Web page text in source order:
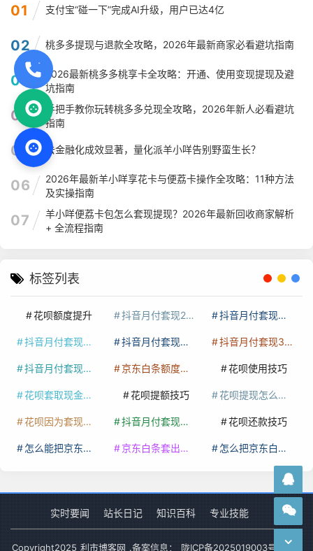
01 支付宝“碰一下”完成AI升级，用户已达4亿
02 桃多多提现与退款全攻略，2026年最新商家必看避坑指南
03
2026最新桃多多桃享卡全攻略：开通、使用变现提现及避
坑指南
04
手把手教你玩转桃多多兑现全攻略，2026年新人必看避坑
指南
05 去金融化成效显著，量化派羊小咩告别野蛮生长？
06
2026年最新羊小咩享花卡与便荔卡操作全攻略：11种方法
及实操指南
07
羊小咩便荔卡包怎么套现提现？2026年最新回收商家解析
+ 全流程指南
标签列表
花呗额度提升 抖音月付套现24小时接单 抖音月付套现怎么套
抖音月付套现多少手续费 抖音月付套现商家有哪些 抖音月付套现30秒技巧
抖音月付套现最新方法 京东白条额度提升 花呗使用技巧
花呗套取现金最佳方法 花呗提额技巧 花呗提现怎么操作
花呗因为套现被限额了这种情况要多久才会好 抖音月付套现秒回100起 花呗还款技巧
怎么能把京东白条额度钱套出来 京东白条套出来手续费多少 怎么把京东白条的钱取出来
实时要闻 站长日记 知识百科 专业技能
Copyright2025 利市博客网 .备案信息： 陇ICP备2025019003号-1